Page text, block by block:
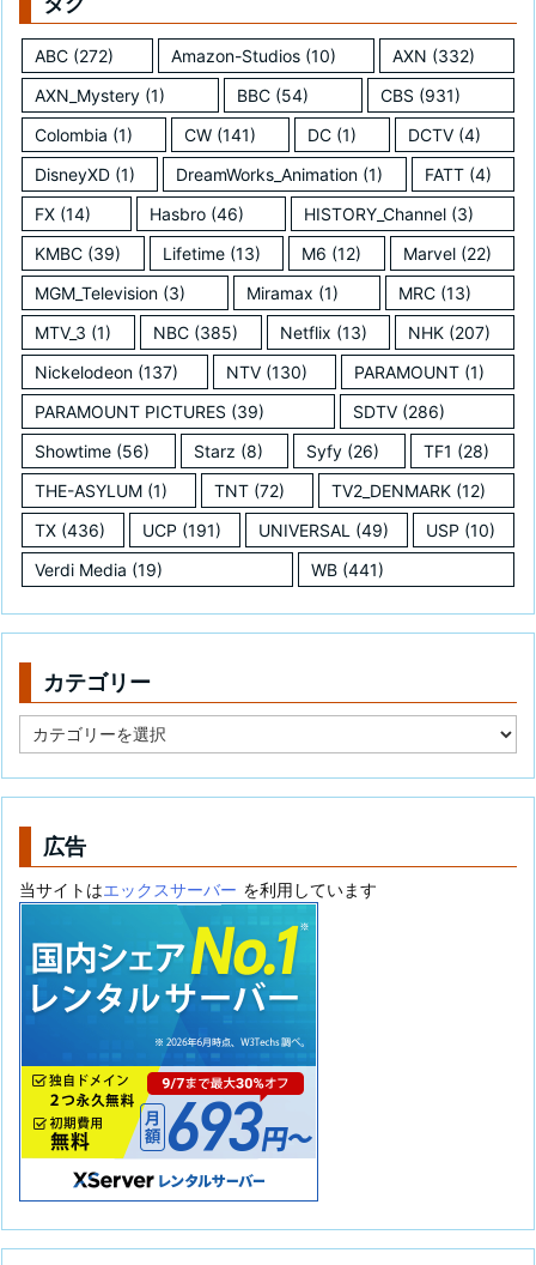
ABC (272) Amazon-Studios(10) AXN (332)
AXN_Mystery (1) BBC (54) CBS (931)
Colombia (1) CW (141) DC (1) DCTV (4)
DisneyXD (1) DreamWorks_Animation (1) FATT(4)
FX (14) Hasbro (46) HISTORY_Channel(3)
KMBC (39) Lifetime(13) M6 (12) Marvel(22)
MGM_Television (3) Miramax (1) MRC (13)
MTV_3 (1) NBC(385) Netflix (13) NHK (207)
Nickelodeon (137) NTV(130) PARAMOUNT (1)
PARAMOUNT PICTURES (39) SDTV(286)
Showtime (56) Starz (8) Syfy (26) TF1 (28)
THE-ASYLUM (1) TNT (72) TV2_DENMARK (12)
TX (436) UCP (191) UNIVERSAL (49) USP (10)
Verdi Media (19) WB (441)
カテゴリー
テ
リ
広告
当サイトはエックスサーバー を利用しています